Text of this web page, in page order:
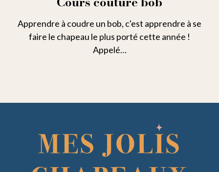
Apprendre à coudre un bob, c'est apprendre à se
faire le chapeau le plus porté cette année !
Appelé…